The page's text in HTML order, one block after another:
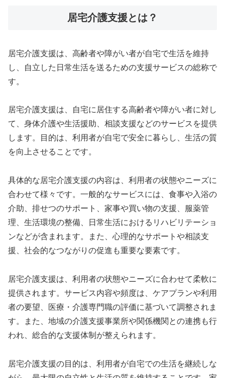
居宅介護支援とは？
居宅介護支援は、高齢者や障がい者が自宅で生活を維持
し、自立した日常生活を送るための支援サービスの総称で
す。
居宅介護支援は、自宅に居住する高齢者や障がい者に対し
て、身体介護や生活援助、相談支援などのサービスを提供
します。目的は、利用者が自宅で安全に暮らし、生活の質
を向上させることです。
具体的な居宅介護支援の内容は、利用者の状態やニーズに
合わせて様々です。一般的なサービスには、食事や入浴の
介助、排せつのサポート、家事や買い物の支援、服薬管
理、生活環境の整備、日常生活におけるリハビリテーショ
ンなどが含まれます。また、心理的なサポートや相談支
援、社会的なつながりの促進も重要な要素です。
居宅介護支援は、利用者の状態やニーズに合わせて柔軟に
提供されます。サービス内容や頻度は、ケアプランや利用
者の要望、医療・介護専門職の評価に基づいて調整されま
す。また、地域の介護支援事業所や関係機関との連携も行
われ、総合的な支援体制が整えられます。
居宅介護支援の目的は、利用者が自宅での生活を継続しな